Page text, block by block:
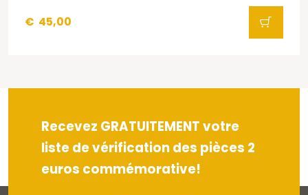
€ 45,00
Recevez GRATUITEMENT votre
liste de vérification des pièces 2
euros commémorative!